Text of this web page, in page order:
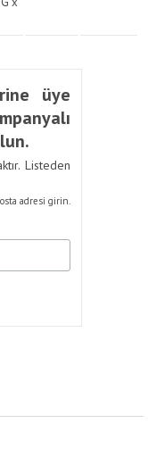
üye
Listeden
adresi girin.